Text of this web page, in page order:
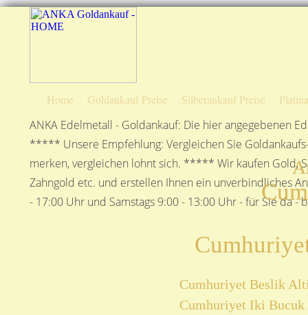
Home Goldankauf Preise Silberankauf Preise
ANKA Edelmetall - Goldankauf: Die hier angegebenen
***** Unsere Empfehlung: Vergleichen Sie
merken, vergleichen lohnt sich. ***** Wir kaufen Gold,
Zahngold etc. und erstellen Ihnen ein unverbindliches
- 17:00 Uhr und Samstags 9:00 - 13:00 Uhr - für Sie
Cumhuriyet Beslik
Cumhuriyet Iki